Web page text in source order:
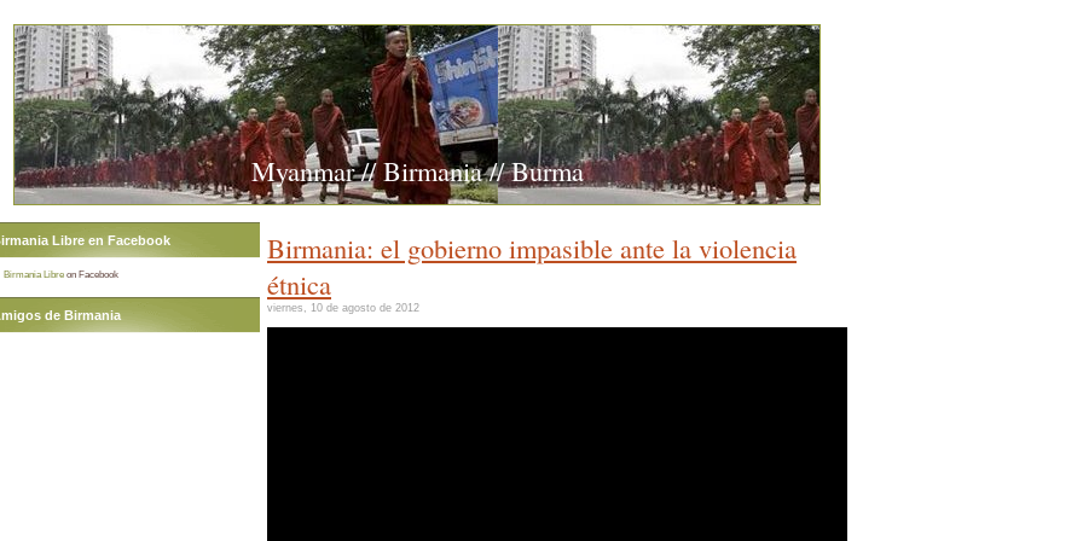
Myanmar // Birmania // Burma
Birmania: el gobierno impasible ante la violencia
étnica
viernes, 10 de agosto de 2012
Libre en Facebook
Birmania Libre on Facebook
de Birmania